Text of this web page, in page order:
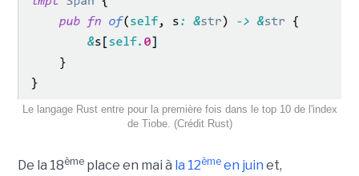
Le langage Rust entre pour la première fois dans le top 10 de l'index
de Tiobe. (Crédit Rust)
De la 18èmeplace en mai à la 12èmeen juin et,